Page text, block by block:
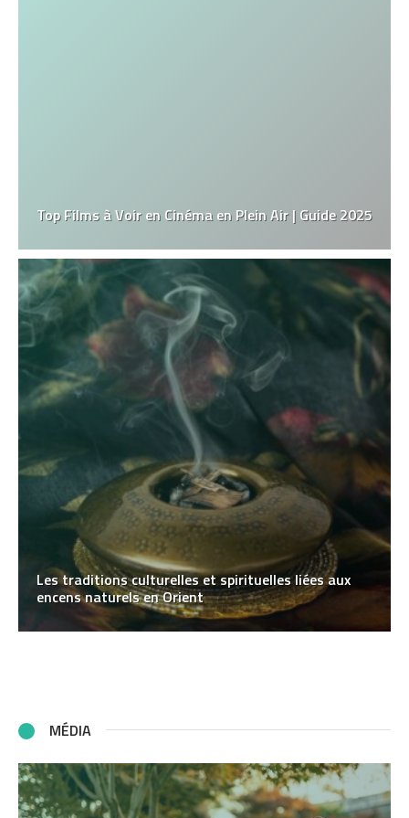
Top Films à Voir en Cinéma en Plein Air | Guide 2025
Les traditions culturelles et spirituelles liées aux
encens naturels en Orient
MÉDIA